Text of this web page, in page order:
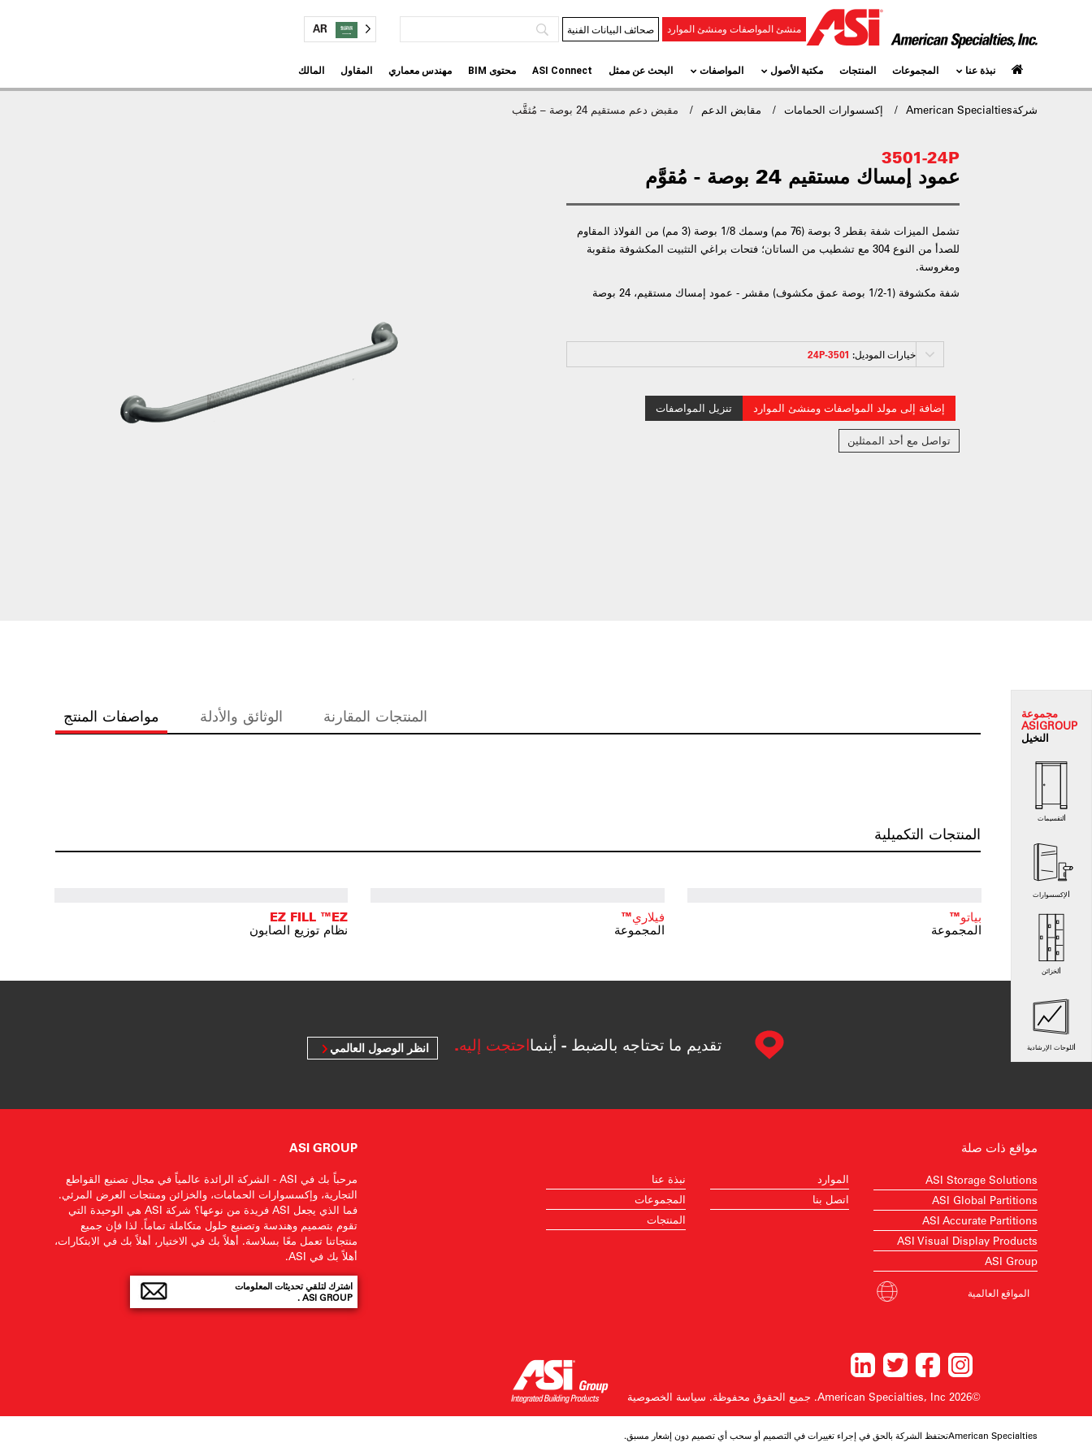
منشئ المواصفات ومنشئ الموارد صحائف البيانات الفنية AR
نبذة عنا المجموعات المنتجات مكتبة الأصول المواصفات البحث عن ممثل ASI Connect محتوى BIM مهندس معماري المقاول المالك
شركةAmerican Specialties إكسسوارات الحمامات مقابض الدعم مقبض دعم مستقيم 24 بوصة – مُثقَّب
3501-24P
عمود إمساك مستقيم 24 بوصة - مُقوَّم
تشمل الميزات شفة بقطر 3 بوصة (76 مم) وسمك 1/8 بوصة (3 مم) من الفولاذ المقاوم
للصدأ من النوع 304 مع تشطيب من الساتان؛ فتحات براغي التثبيت المكشوفة مثقوبة
ومغروسة.
شفة مكشوفة (1-1/2 بوصة عمق مكشوف) مقشر - عمود إمساك مستقيم، 24 بوصة
خيارات الموديل: 3501-24P
إضافة إلى مولد المواصفات ومنشئ الموارد تنزيل المواصفات
تواصل مع أحد الممثلين
مواصفات المنتج الوثائق والأدلة المنتجات المقارنة
المنتجات التكميلية
EZ FILL ™EZ
نظام توزيع الصابون
فيلاري™
المجموعة
بياتو™
المجموعة
تقديم ما تحتاجه بالضبط - أينمااحتجت إليه. انظر الوصول العالمي
مجموعة
ASIGROUP
النخيل
التقسيمات
الإكسسوارات
الخزائن
اللوحات الإرشادية
ASI GROUP
مرحباً بك في ASI - الشركة الرائدة عالمياً في مجال تصنيع القواطع
التجارية، وإكسسوارات الحمامات، والخزائن ومنتجات العرض المرئي.
فما الذي يجعل ASI فريدة من نوعها؟ شركة ASI هي الوحيدة التي
تقوم بتصميم وهندسة وتصنيع حلول متكاملة تماماً. لذا فإن جميع
منتجاتنا تعمل معًا بسلاسة. أهلاً بك في الاختيار، أهلاً بك في الابتكارات،
أهلاً بك في ASI.
اشترك لتلقي تحديثات المعلومات
ASI GROUP .
نبذة عنا
المجموعات
المنتجات
الموارد
اتصل بنا
مواقع ذات صلة
ASI Storage Solutions
ASI Global Partitions
ASI Accurate Partitions
ASI Visual Display Products
ASI Group
المواقع العالمية
©2026 American Specialties, Inc. جميع الحقوق محفوظة. سياسة الخصوصية
American Specialtiesتحتفظ الشركة بالحق في إجراء تغييرات في التصميم أو سحب أي تصميم دون إشعار مسبق.